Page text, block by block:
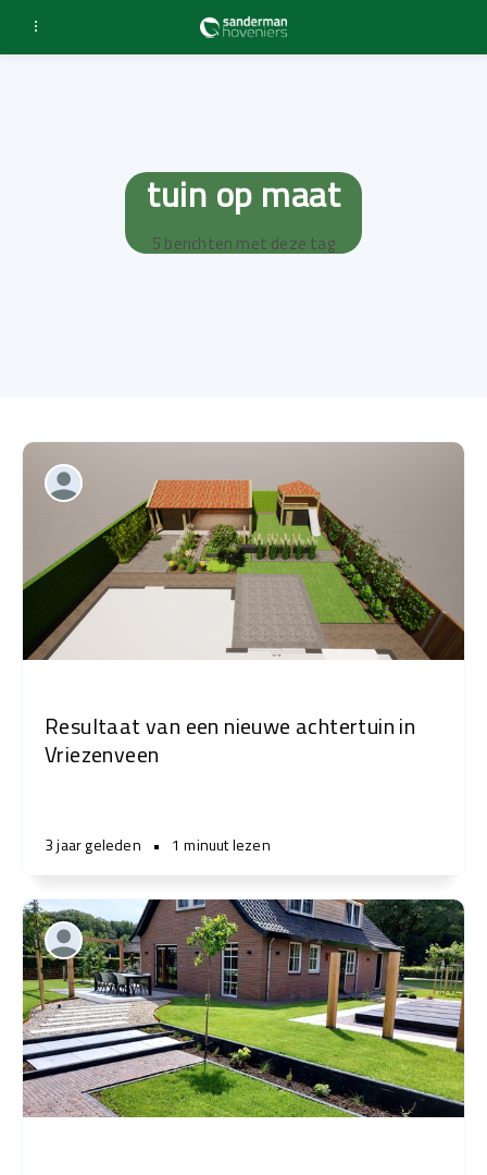
tuin op maat
5 berichten met deze tag
Resultaat van een nieuwe achtertuin in
Vriezenveen
3 jaar geleden • 1 minuut lezen